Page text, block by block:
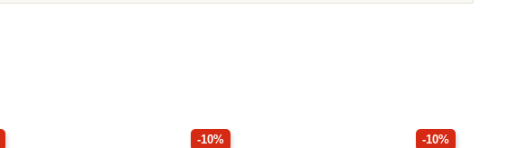
-10% -10%